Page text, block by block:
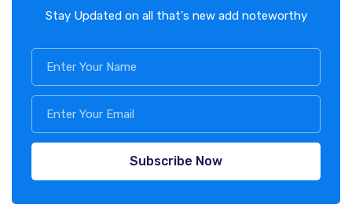
Stay Updated on all that's new add noteworthy
Subscribe Now